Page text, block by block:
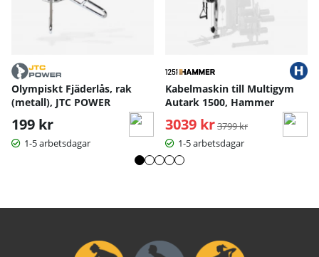
Olympiskt Fjäderlås, rak
(metall), JTC POWER
199 kr
1-5 arbetsdagar
Kabelmaskin till Multigym
Autark 1500, Hammer
3039 kr Ordinarie pris:
3799 kr
1-5 arbetsdagar